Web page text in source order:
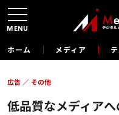
ホーム メディア
低品質なメディア
広告 その他
MENU